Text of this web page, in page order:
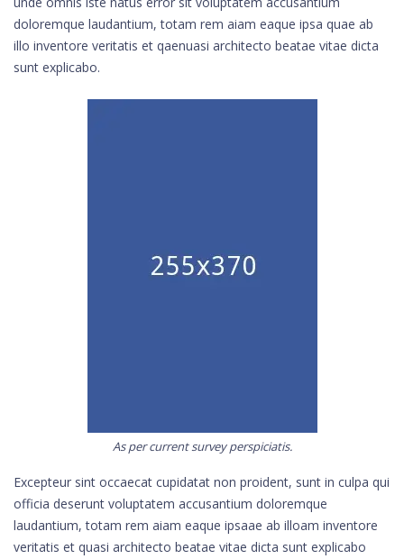
doloremque laudantium, totam rem aiam eaque ipsa quae ab
illo inventore veritatis et qaenuasi architecto beatae vitae dicta
sunt explicabo.
Excepteur sint occaecat cupidatat non proident, sunt in culpa qui
officia deserunt voluptatem accusantium doloremque
laudantium, totam rem aiam eaque ipsaae ab illoam inventore
veritatis et quasi architecto beatae vitae dicta sunt explicabo
As per current survey perspiciatis.